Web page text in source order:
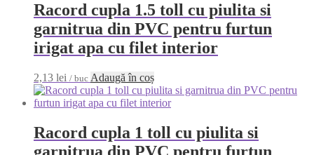
Racord cupla 1.5 toll cu piulita si
garnitrua din PVC pentru furtun
irigat apa cu filet interior
2,13 lei / buc Adaugă în coș
Racord cupla 1 toll cu piulita si